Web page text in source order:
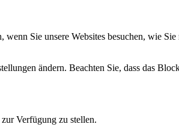
Sie unsere Websites besuchen, wie
ändern. Beachten Sie, dass das
Verfügung zu stellen.